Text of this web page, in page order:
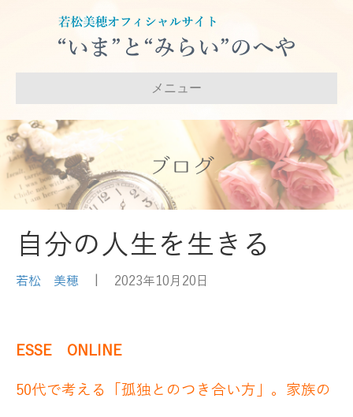
メニュー
ブログ
自分の人生を生きる
若松 美穂 2023年10月20日
ESSE ONLINE
50代で考える「孤独とのつき合い方」。家族の